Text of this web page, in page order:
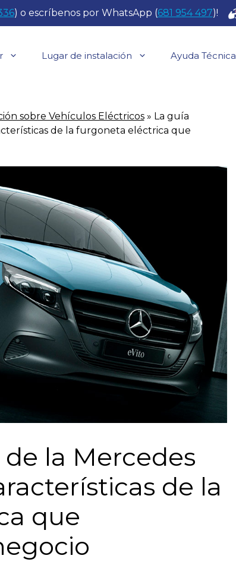
) o escríbenos por WhatsApp (681 954 497)!
Lugar de instalación Ayuda Técnica
sobre Vehículos Eléctricos» La guía
de la furgoneta eléctrica que
la Mercedes
de la
que